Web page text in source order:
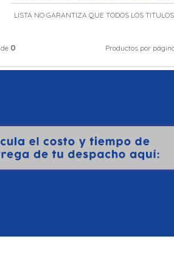
LISTA NO GARANTIZA QUE TODOS LOS
0 Productos por